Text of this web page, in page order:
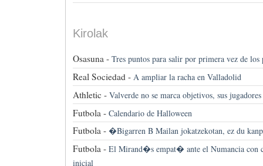
Kirolak
Osasuna - Tres puntos para salir por primera vez de los
Real Sociedad - A ampliar la racha en Valladolid
Athletic - Valverde no se marca objetivos, sus
Futbola - Calendario de Halloween
Futbola - �Bigarren B Mailan jokatzekotan, ez du
Futbola - El Mirand�s empat� ante el Numancia con
inicial